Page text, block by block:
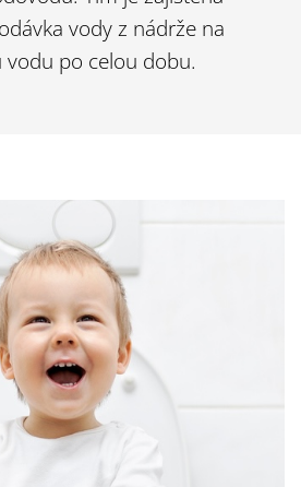
vody z nádrže na
vodu po celou dobu.